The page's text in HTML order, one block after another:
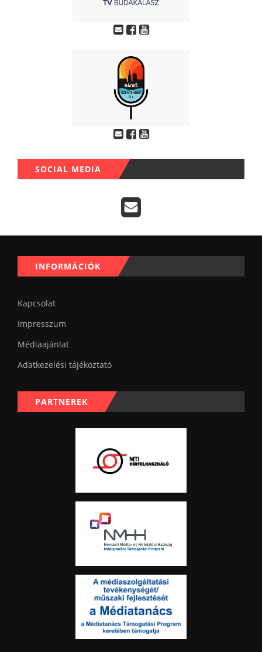
SOCIAL MEDIA
INFORMÁCIÓK
Kapcsolat
Impresszum
Médiaajánlat
Adatkezelési tájékoztató
PARTNEREK